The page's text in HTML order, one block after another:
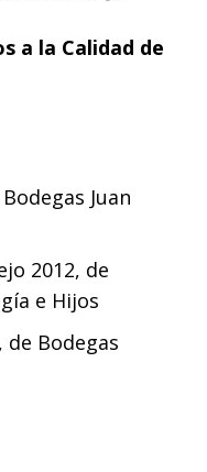
a la Calidad de
Juan
2012, de
e Hijos
de Bodegas